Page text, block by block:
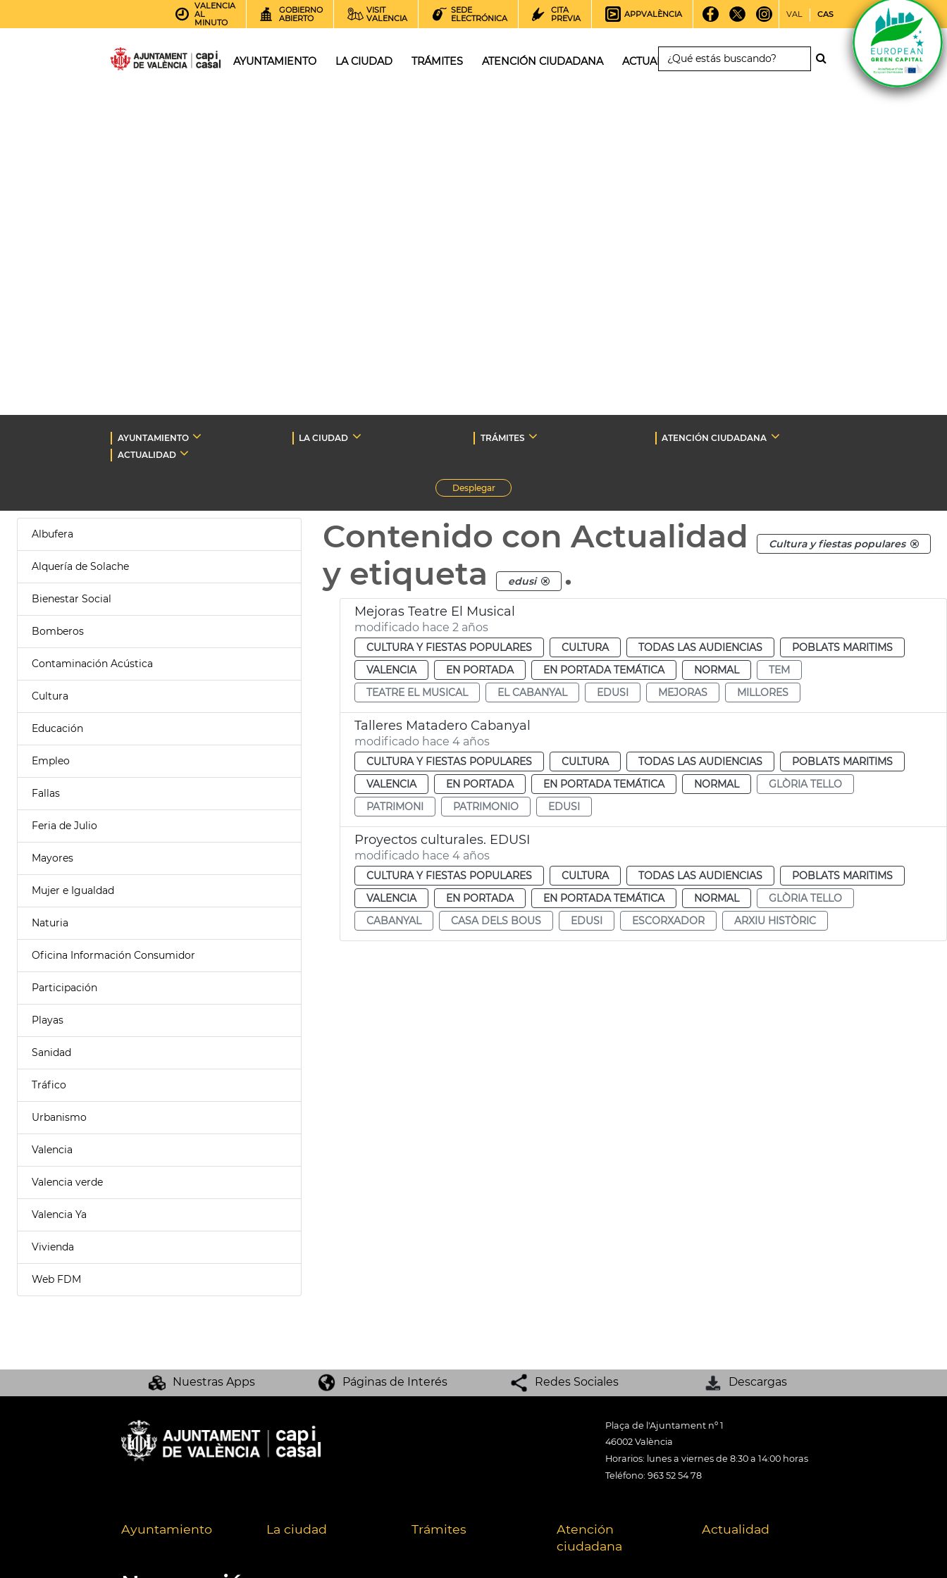
VALENCIA
AL
MINUTO
GOBIERNO
ABIERTO
VISIT
VALENCIA
SEDE
ELECTRÓNICA
CITA
PREVIA
APPVALÈNCIA VAL CAS
AYUNTAMIENTO LA CIUDAD TRÁMITES ATENCIÓN CIUDADANA ACTUALIDAD
AYUNTAMIENTO LA CIUDAD TRÁMITES
ATENCIÓN CIUDADANA
ACTUALIDAD
Desplegar
Albufera
Alquería de Solache
Bienestar Social
Bomberos
Contaminación Acústica
Cultura
Educación
Empleo
Fallas
Feria de Julio
Mayores
Mujer e Igualdad
Naturia
Oficina Información Consumidor
Participación
Playas
Sanidad
Tráfico
Urbanismo
Valencia
Valencia verde
Valencia Ya
Vivienda
Web FDM
Contenido con Actualidad Cultura y fiestas populares
y etiqueta edusi .
Mejoras Teatre El Musical
modificado hace 2 años
CULTURA Y FIESTAS POPULARES CULTURA TODAS LAS AUDIENCIAS
POBLATS MARITIMS
VALENCIA
EN PORTADA EN PORTADA TEMÁTICA NORMAL
TEM
TEATRE EL MUSICAL
EL CABANYAL EDUSI MEJORAS MILLORES
Talleres Matadero Cabanyal
modificado hace 4 años
CULTURA Y FIESTAS POPULARES CULTURA TODAS LAS AUDIENCIAS
POBLATS MARITIMS
VALENCIA
EN PORTADA EN PORTADA TEMÁTICA NORMAL
GLÒRIA TELLO
PATRIMONI
PATRIMONIO EDUSI
Proyectos culturales. EDUSI
modificado hace 4 años
CULTURA Y FIESTAS POPULARES CULTURA TODAS LAS AUDIENCIAS
POBLATS MARITIMS
VALENCIA
EN PORTADA EN PORTADA TEMÁTICA NORMAL
GLÒRIA TELLO
CABANYAL
CASA DELS BOUS EDUSI ESCORXADOR ARXIU HISTÒRIC
Nuestras Apps Páginas de Interés Redes Sociales Descargas
Plaça de l'Ajuntament nº 1
46002 València
Horarios: lunes a viernes de 8:30 a 14:00 horas
Teléfono: 963 52 54 78
Ayuntamiento La ciudad Trámites
Atención
ciudadana
Actualidad